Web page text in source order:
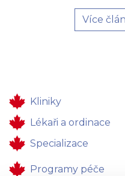
Více
Kliniky
Lékaři a ordinace
Specializace
Programy péče